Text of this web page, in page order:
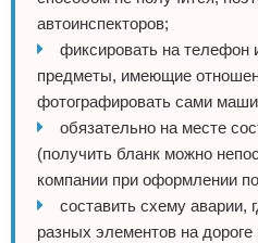
автоинспекторов;
фиксировать на телефон
предметы, имеющие
фотографировать сами
обязательно на месте
(получить бланк можно
компании при оформлении
составить схему аварии,
разных элементов на